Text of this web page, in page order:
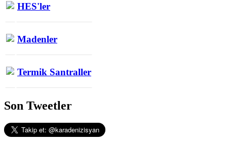
HES'ler
Madenler
Termik Santraller
Son Tweetler